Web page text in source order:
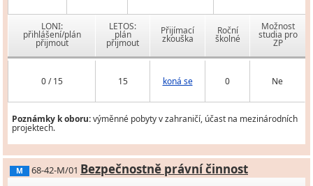
LONI:
přihlášení/plán
přijmout
LETOS:
plán
přijmout
Přijímací
zkouška
Roční
školné
Možnost
studia pro
ZP
0 / 15 15 koná se 0 Ne
Poznámky k oboru:výměnné pobyty v zahraničí, účast na mezinárodních
projektech.
M 68-42-M/01 Bezpečnostně právní činnost